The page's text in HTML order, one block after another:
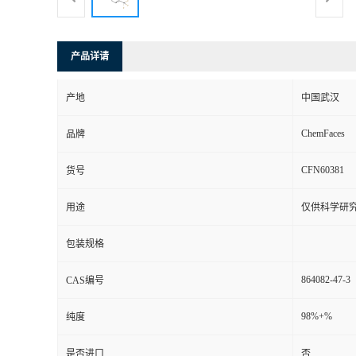
产品详请
产地 中国武汉
品牌 ChemFaces
货号 CFN60381
用途 仅供科学研
包装规格
CAS编号 864082-47-3
纯度 98%+%
是否进口 否